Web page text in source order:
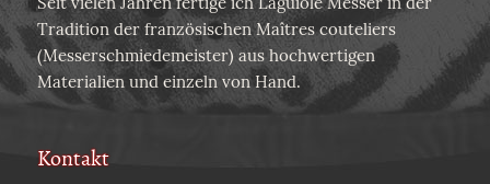
Tradition der französischen Maîtres couteliers
(Messerschmiedemeister) aus hochwertigen
Materialien und einzeln von Hand.
Kontakt